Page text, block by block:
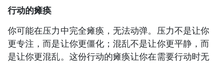
行动的瘫痪
你可能在压力中完全瘫痪，无法动弹。压力不是让你
更专注，而是让你更僵化；混乱不是让你更平静，而
是让你更混乱。这份行动的瘫痪让你在需要行动时无